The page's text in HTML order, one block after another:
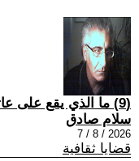
(9) ما الذي يقع على عاتق الشعراء
سلام صادق
2026 / 8 / 7
قضايا ثقافية